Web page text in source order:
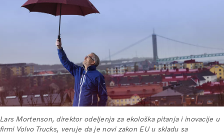
Lars Mortenson, direktor odeljenja za ekološka pitanja i inovacije u
firmi Volvo Trucks, veruje da je novi zakon EU u skladu sa